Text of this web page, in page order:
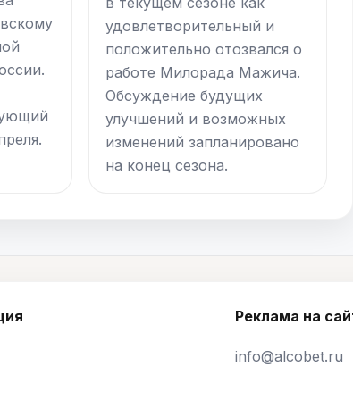
удовлетворительный и
положительно отозвался о
работе Милорада Мажича.
Обсуждение будущих
улучшений и возможных
изменений запланировано
на конец сезона.
Реклама на
info@alcobet.ru